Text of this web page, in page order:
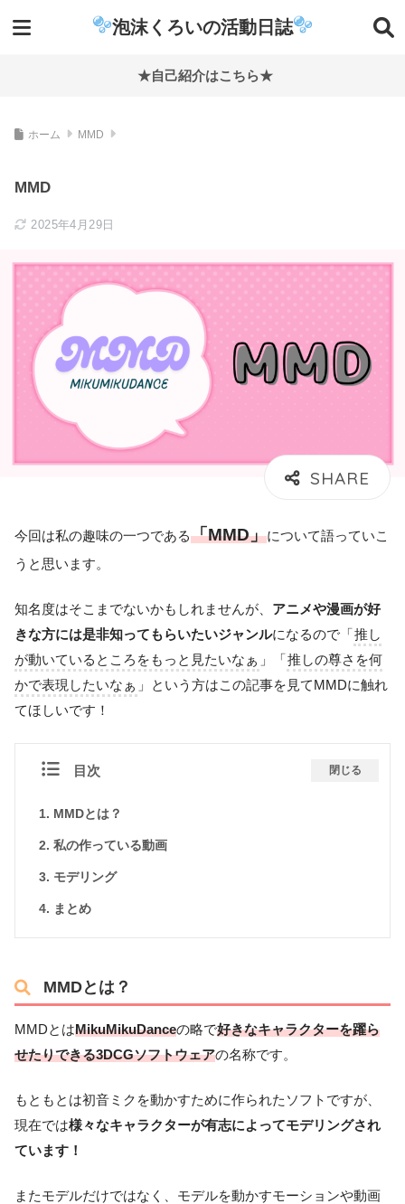
泡沫くろいの活動日誌
★自己紹介はこちら★
ホーム MMD
MMD
2025年4月29日
今回は私の趣味の一つである「MMD」について語っていこ
うと思います。
知名度はそこまでないかもしれませんが、 アニメや漫画が好
きな方には是非知ってもらいたいジャンルになるので「 推し
が動いているところをもっと見たいなぁ 」「 推しの尊さを何
かで表現したいなぁ 」という方はこの記事を見てMMDに触れ
てほしいです！
目次 閉じる
MMDとは？
私の作っている動画
モデリング
まとめ
MMDとは？
MMDとはMikuMikuDanceの略で好きなキャラクターを躍ら
せたりできる3DCGソフトウェアの名称です。
もともとは初音ミクを動かすために作られたソフトですが、
現在では様々なキャラクターが有志によってモデリングされ
ています！
またモデルだけではなく、モデルを動かすモーションや動画